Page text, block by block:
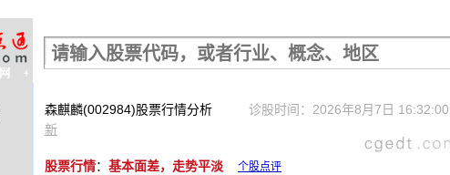
森麒麟(002984)股票行情分析 诊股时间：2026年8月7日 16:32:00
新
股票行情： 基本面差，走势平淡 个股点评